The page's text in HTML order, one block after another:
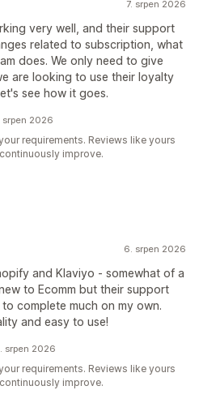
7. srpen 2026
very well, and their support
related to subscription, what
does. We only need to give
are looking to use their loyalty
see how it goes.
srpen 2026
requirements. Reviews like yours
improve.
6. srpen 2026
and Klaviyo - somewhat of a
to Ecomm but their support
complete much on my own.
and easy to use!
srpen 2026
requirements. Reviews like yours
improve.